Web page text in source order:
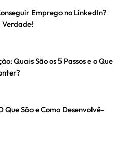
Emprego no LinkedIn?
Verdade!
Quais São os 5 Passos e o Que
Que São e Como Desenvolvê-